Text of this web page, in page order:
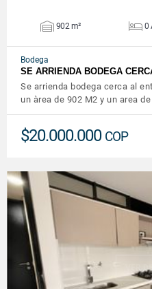
902 m² 0
Bodega
SE ARRIENDA BODEGA
Se arrienda bodega cerca al
un àrea de 902 M2 y un area
$20.000.000 COP
VER